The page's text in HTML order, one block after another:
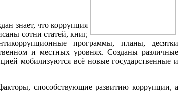
знает, что коррупция
сотни статей, книг,
программы, планы, десятки
и местных уровнях. Созданы различные
мобилизуются всё новые государственные и
способствующие развитию коррупции, а